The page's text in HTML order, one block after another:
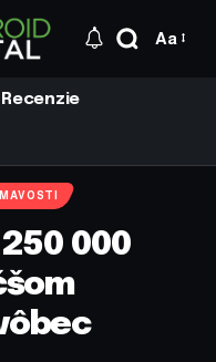
Aa
Recenzie
000